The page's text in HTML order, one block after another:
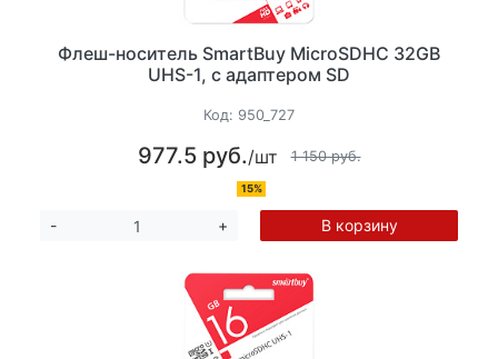
Флеш-носитель SmartBuy MicroSDHC 32GB
UHS-1, с адаптером SD
Код: 950_727
977.5 руб./шт 1 150 руб.
15%
- + В корзину